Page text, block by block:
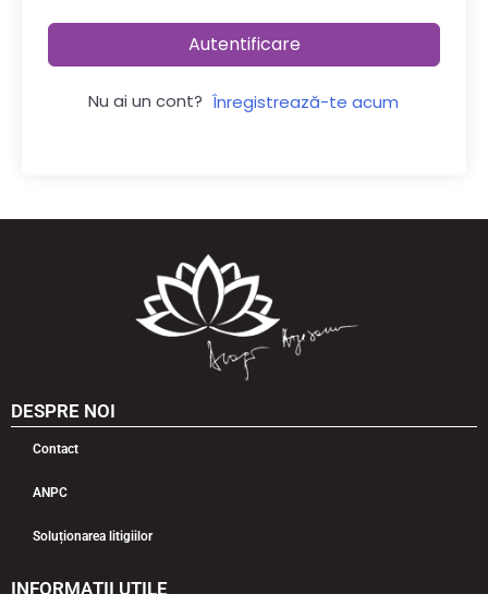
Autentificare
Nu ai un cont? Înregistrează-te acum
DESPRE NOI
Contact
ANPC
Soluționarea litigiilor
INFORMAȚII UTILE